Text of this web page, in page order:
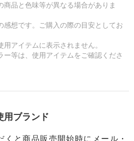
品と色味等が異なる場合がありま
想です。ご購入の際の目安としてお
アイテムに表示されません。
等は、使用アイテムをご確認くださ
用ブランド
くと商品販売開始時にメール・